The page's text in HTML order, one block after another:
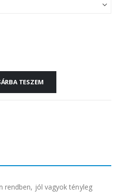
TESZEM
rendben, jól vagyok tényleg